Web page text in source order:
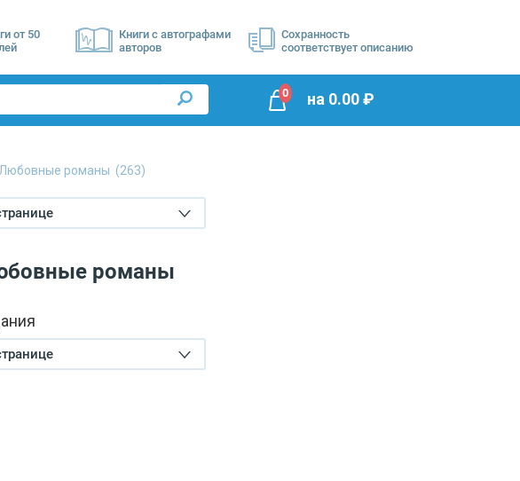
от 50
Книги с автографами
авторов
Сохранность
соответствует описанию
0 на 0.00₽
Любовные романы (263)
романы